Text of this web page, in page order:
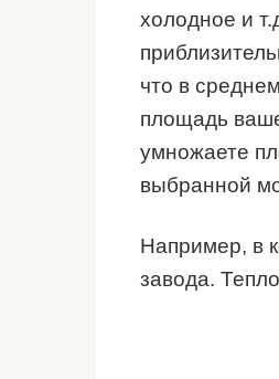
холодное и
что в
площадь
умножаете
выбранной
Например, в
завода.